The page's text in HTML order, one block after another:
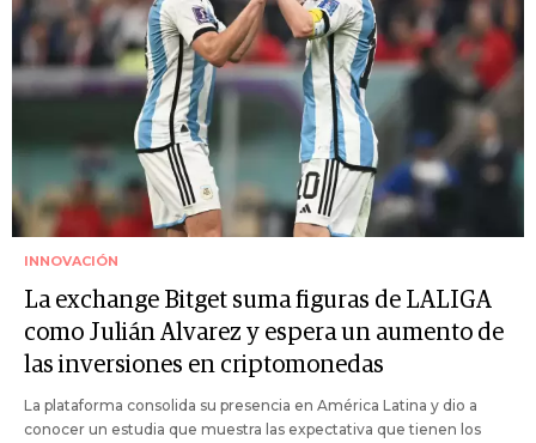
INNOVACIÓN
La exchange Bitget suma figuras de LALIGA
como Julián Alvarez y espera un aumento de
las inversiones en criptomonedas
La plataforma consolida su presencia en América Latina y dio a
conocer un estudia que muestra las expectativa que tienen los